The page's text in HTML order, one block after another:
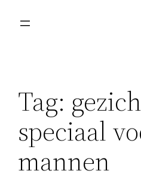
Tag:
speciaal
mannen